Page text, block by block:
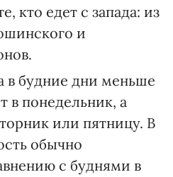
кто едет с запада: из
и
в будние дни меньше
в понедельник, а
или пятницу. В
обычно
с буднями в